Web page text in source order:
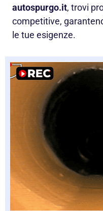
autospurgo.it, trovi
competitive,
le tue esigenze.